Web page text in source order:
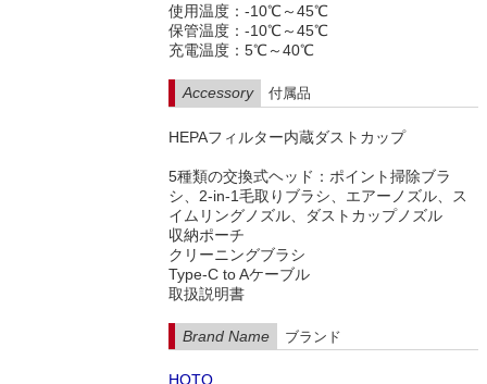
使用温度：-10℃～45℃
保管温度：-10℃～45℃
充電温度：5℃～40℃
Accessory 付属品
HEPAフィルター内蔵ダストカップ
5種類の交換式ヘッド：ポイント掃除ブラ
シ、2-in-1毛取りブラシ、エアーノズル、ス
イムリングノズル、ダストカップノズル
収納ポーチ
クリーニングブラシ
Type-C to Aケーブル
取扱説明書
Brand Name ブランド
HOTO